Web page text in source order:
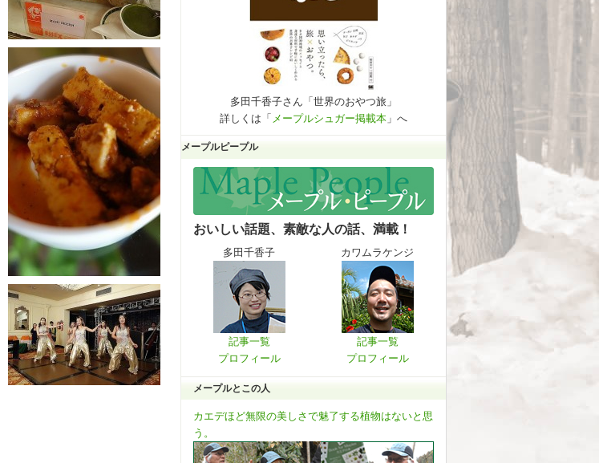
多田千香子さん「世界のおやつ旅」
詳しくは「 メープルシュガー掲載本」へ
メープルピープル
おいしい話題、素敵な人の話、満載！
多田千香子
記事一覧
プロフィール
カワムラケンジ
記事一覧
プロフィール
メープルとこの人
カエデほど無限の美しさで魅了する植物はないと思
う。